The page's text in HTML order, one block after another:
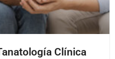
Clínica